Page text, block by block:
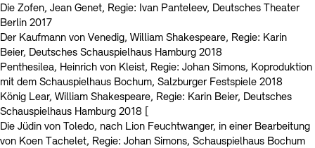
Die Zofen, Jean Genet, Regie: Ivan Panteleev, Deutsches Theater
Berlin 2017
Der Kaufmann von Venedig, William Shakespeare, Regie: Karin
Beier, Deutsches Schauspielhaus Hamburg 2018
Penthesilea, Heinrich von Kleist, Regie: Johan Simons, Koproduktion
mit dem Schauspielhaus Bochum, Salzburger Festspiele 2018
König Lear, William Shakespeare, Regie: Karin Beier, Deutsches
Schauspielhaus Hamburg 2018 [
Die Jüdin von Toledo, nach Lion Feuchtwanger, in einer Bearbeitung
von Koen Tachelet, Regie: Johan Simons, Schauspielhaus Bochum